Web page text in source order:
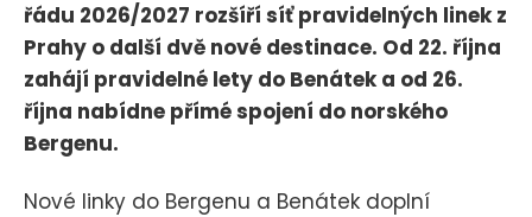
řádu 2026/2027 rozšíří síť pravidelných linek z
Prahy o další dvě nové destinace. Od 22. října
zahájí pravidelné lety do Benátek a od 26.
října nabídne přímé spojení do norského
Bergenu.
Nové linky do Bergenu a Benátek doplní